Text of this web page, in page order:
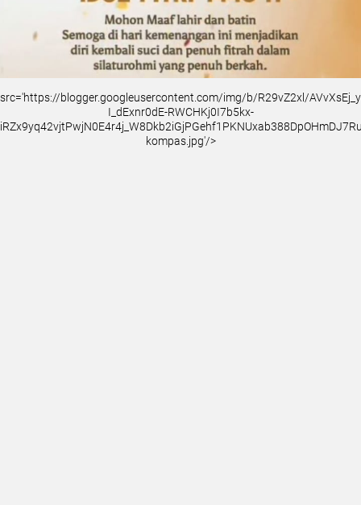
src='https://blogger.googleusercontent.com/img/b/R29vZ2xl/
I_dExnr0dE-RWCHKj0I7b5kx-
kompas.jpg'/>